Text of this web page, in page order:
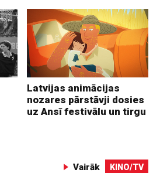
Latvijas animācijas
nozares pārstāvji dosies
uz Ansī festivālu un tirgu
Vairāk KINO/TV